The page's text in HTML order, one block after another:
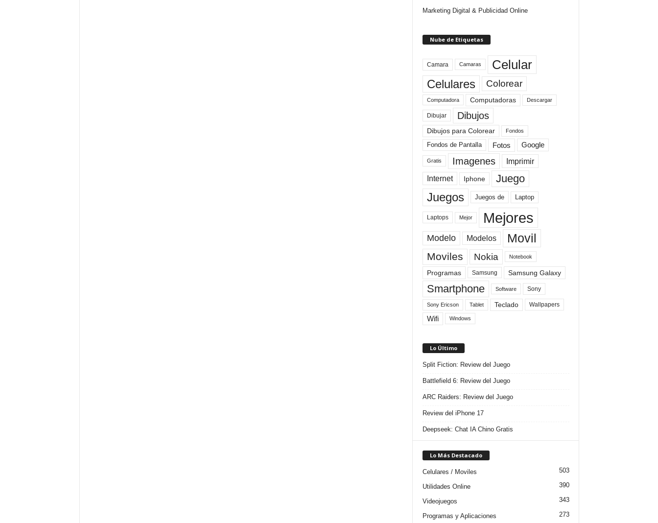
Marketing Digital & Publicidad Online
Nube de Etiquetas
Camara Camaras Celular
Celulares Colorear
Computadora Computadoras Descargar
Dibujar Dibujos
Dibujos para Colorear Fondos
Fondos de Pantalla Fotos Google
Gratis Imagenes Imprimir
Internet Iphone Juego
Juegos Juegos de Laptop
Laptops Mejor Mejores
Modelo Modelos Movil
Moviles Nokia Notebook
Programas Samsung Samsung Galaxy
Smartphone Software Sony
Sony Ericson Tablet Teclado Wallpapers
Wifi Windows
Lo Último
Split Fiction: Review del Juego
Battlefield 6: Review del Juego
ARC Raiders: Review del Juego
Review del iPhone 17
Deepseek: Chat IA Chino Gratis
Lo Más Destacado
Celulares / Moviles 503
Utilidades Online 390
Videojuegos 343
Programas y Aplicaciones 273